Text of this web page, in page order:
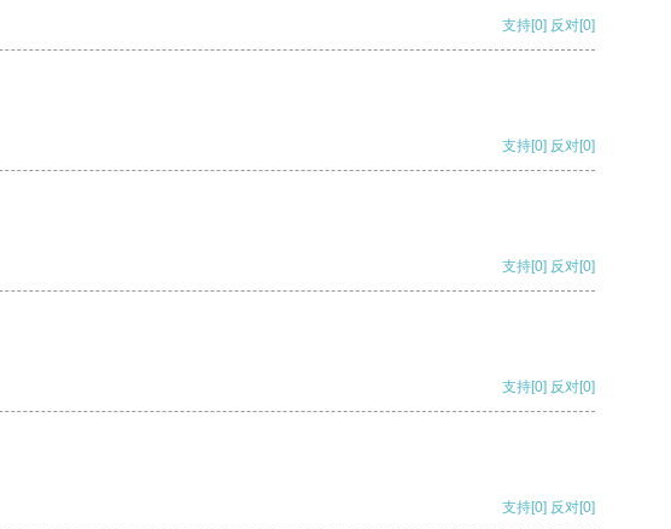
支持[0] 反对[0]
支持[0] 反对[0]
支持[0] 反对[0]
支持[0] 反对[0]
支持[0] 反对[0]